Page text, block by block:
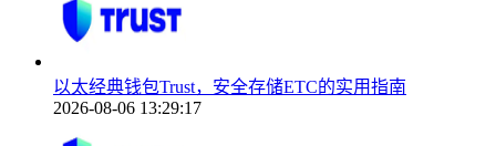
以太经典钱包Trust，安全存储ETC的实用指南
2026-08-06 13:29:17